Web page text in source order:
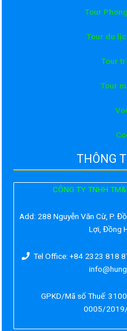
Tour
Tour du
Tour
Tour
THÔNG
CÔNG TY TNHH
Add: 288 Nguyễn Văn Cừ, P.
Lợi, Đồng
Tel Office: +84 2323 818
GPKD/Mã số Thuế:
0005/2019/